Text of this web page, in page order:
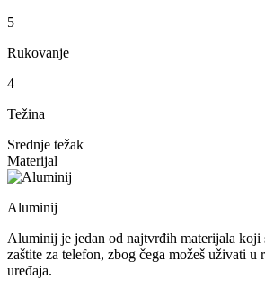
5
Rukovanje
4
Težina
Srednje težak
Materijal
Aluminij
Aluminij je jedan od najtvrđih materijala koji
zaštite za telefon, zbog čega možeš uživati u
uređaja.